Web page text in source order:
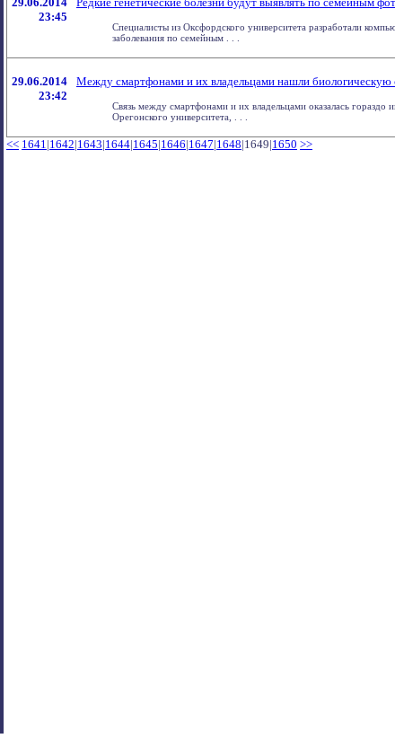
23:45
Специалисты из Оксфордского университета разработали
заболевания по семейным . . .
29.06.2014
23:42
Между смартфонами и их владельцами нашли биологическую
Связь между смартфонами и их владельцами оказалась
Орегонского университета, . . .
<< 1641|1642|1643|1644|1645|1646|1647|1648|1649|1650 >>